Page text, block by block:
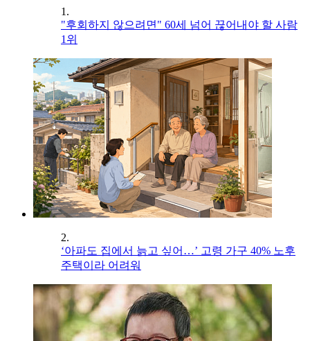
1.
"후회하지 않으려면" 60세 넘어 끊어내야 할 사람
1위
2.
‘아파도 집에서 늙고 싶어…’ 고령 가구 40% 노후
주택이라 어려워